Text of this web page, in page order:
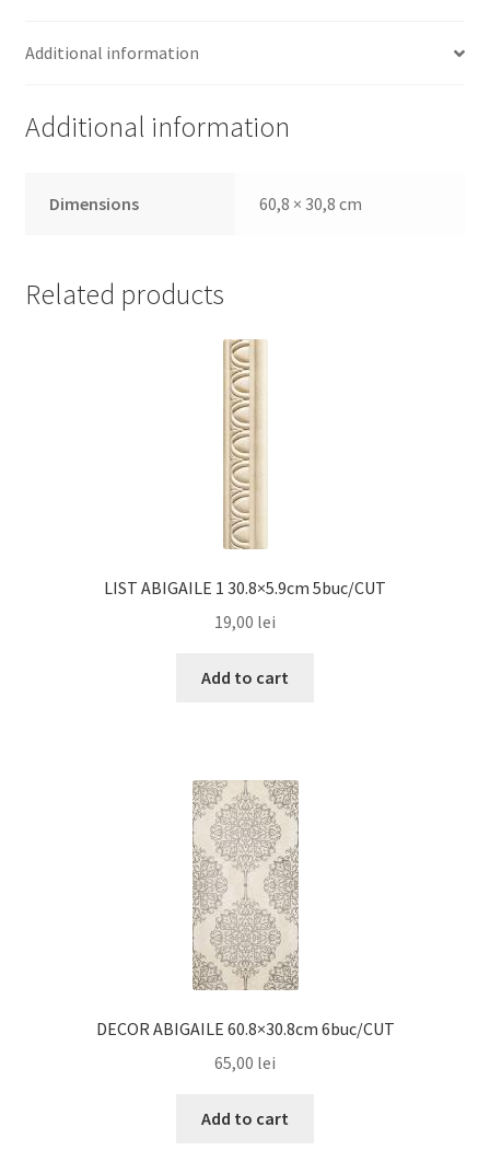
Plată
Additional information
Additional information
Dimensions 60,8 × 30,8 cm
Related products
LIST ABIGAILE 1 30.8×5.9cm 5buc/CUT
19,00 lei
Add to cart
DECOR ABIGAILE 60.8×30.8cm 6buc/CUT
65,00 lei
Add to cart